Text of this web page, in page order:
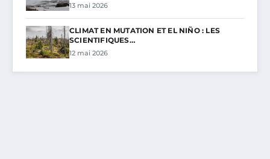
13 mai 2026
CLIMAT EN MUTATION ET EL NIÑO : LES
SCIENTIFIQUES…
12 mai 2026